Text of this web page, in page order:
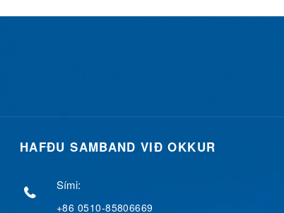
HAFÐU SAMBAND VIÐ OKKUR
Sími:
+86 0510-85806669